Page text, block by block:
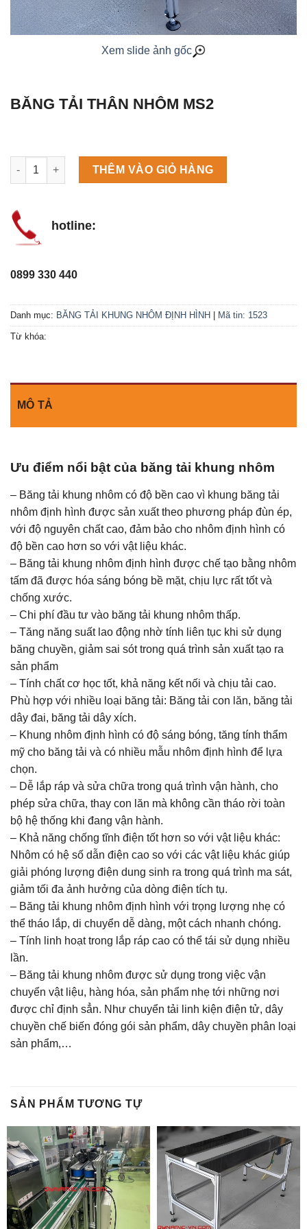
Xem slide ảnh gốc
BĂNG TẢI THÂN NHÔM MS2
Máy làm đá viên Scotsman NW458AS số lượng
THÊM VÀO GIỎ HÀNG
hotline:
0899 330 440
Danh mục: BĂNG TẢI KHUNG NHÔM ĐỊNH HÌNH | Mã tin: 1523
Từ khóa:
MÔ TẢ
Ưu điểm nổi bật của băng tải khung nhôm
– Băng tải khung nhôm có độ bền cao vì khung băng tải
nhôm định hình được sản xuất theo phương pháp đùn ép,
với độ nguyên chất cao, đảm bảo cho nhôm định hình có
độ bền cao hơn so với vật liệu khác.
– Băng tải khung nhôm định hình được chế tạo bằng nhôm
tấm đã được hóa sáng bóng bề mặt, chịu lực rất tốt và
chống xước.
– Chi phí đầu tư vào băng tải khung nhôm thấp.
– Tăng năng suất lao động nhờ tính liên tục khi sử dụng
băng chuyền, giảm sai sót trong quá trình sản xuất tạo ra
sản phẩm
– Tính chất cơ học tốt, khả năng kết nối và chịu tải cao.
Phù hợp với nhiều loại băng tải: Băng tải con lăn, băng tải
dây đai, băng tải dây xích.
– Khung nhôm định hình có độ sáng bóng, tăng tính thẩm
mỹ cho băng tải và có nhiều mẫu nhôm định hình để lựa
chọn.
– Dễ lắp ráp và sửa chữa trong quá trình vận hành, cho
phép sửa chữa, thay con lăn mà không cần tháo rời toàn
bộ hệ thống khi đang vận hành.
– Khả năng chống tĩnh điện tốt hơn so với vật liệu khác:
Nhôm có hệ số dẫn điện cao so với các vật liệu khác giúp
giải phóng lượng điện dung sinh ra trong quá trình ma sát,
giảm tối đa ảnh hưởng của dòng điện tích tụ.
– Băng tải khung nhôm định hình với trọng lượng nhẹ có
thể tháo lắp, di chuyển dễ dàng, một cách nhanh chóng.
– Tính linh hoạt trong lắp ráp cao có thể tái sử dụng nhiều
lần.
– Băng tải khung nhôm được sử dụng trong việc vận
chuyển vật liệu, hàng hóa, sản phẩm nhẹ tới những nơi
được chỉ định sẳn. Như chuyển tải linh kiện điện tử, dây
chuyền chế biến đóng gói sản phẩm, dây chuyền phân loại
sản phẩm,…
SẢN PHẨM TƯƠNG TỰ